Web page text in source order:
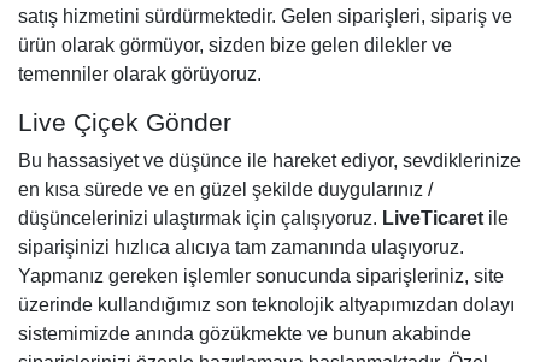
satış hizmetini sürdürmektedir. Gelen siparişleri, sipariş ve
ürün olarak görmüyor, sizden bize gelen dilekler ve
temenniler olarak görüyoruz.
Live Çiçek Gönder
Bu hassasiyet ve düşünce ile hareket ediyor, sevdiklerinize
en kısa sürede ve en güzel şekilde duygularınız /
düşüncelerinizi ulaştırmak için çalışıyoruz. LiveTicaret ile
siparişinizi hızlıca alıcıya tam zamanında ulaşıyoruz.
Yapmanız gereken işlemler sonucunda siparişleriniz, site
üzerinde kullandığımız son teknolojik altyapımızdan dolayı
sistemimizde anında gözükmekte ve bunun akabinde